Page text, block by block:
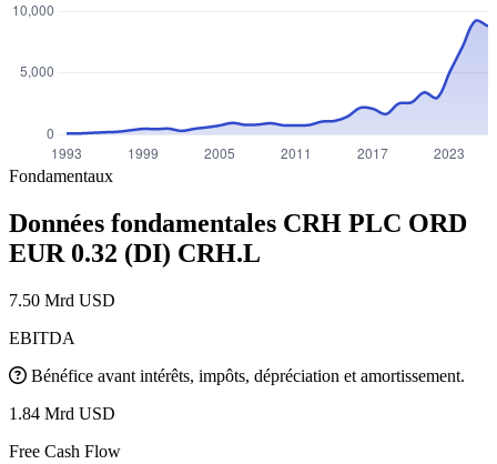
Fondamentaux
Données fondamentales CRH PLC ORD
EUR 0.32 (DI) CRH.L
7.50 Mrd USD
EBITDA
Bénéfice avant intérêts, impôts, dépréciation et amortissement.
1.84 Mrd USD
Free Cash Flow